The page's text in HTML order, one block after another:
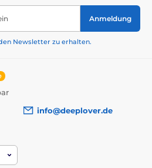
Anmeldung
Newsletter zu erhalten.
info@deeplover.de